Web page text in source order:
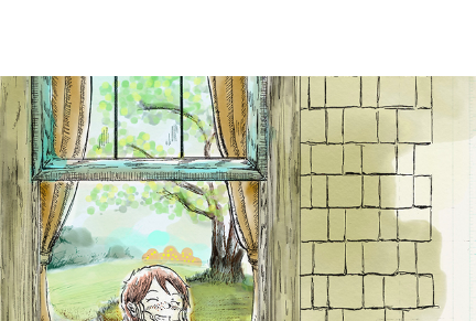
親子演劇「赤毛のアン」パンフレット
表紙
2021